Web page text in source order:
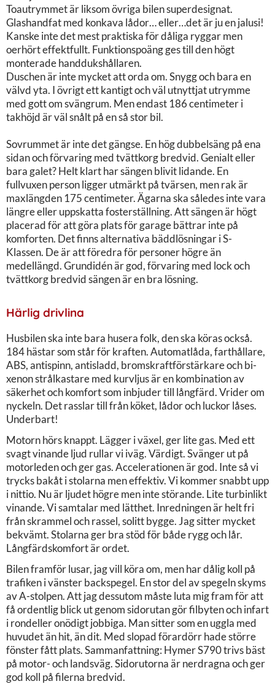
Toautrymmet är liksom övriga bilen superdesignat.
Glashandfat med konkava lådor… eller…det är ju en jalusi!
Kanske inte det mest praktiska för dåliga ryggar men
oerhört effektfullt. Funktionspoäng ges till den högt
monterade handdukshållaren.
Duschen är inte mycket att orda om. Snygg och bara en
välvd yta. I övrigt ett kantigt och väl utnyttjat utrymme
med gott om svängrum. Men endast 186 centimeter i
takhöjd är väl snålt på en så stor bil.
Sovrummet är inte det gängse. En hög dubbelsäng på ena
sidan och förvaring med tvättkorg bredvid. Genialt eller
bara galet? Helt klart har sängen blivit lidande. En
fullvuxen person ligger utmärkt på tvärsen, men rak är
maxlängden 175 centimeter. Ägarna ska således inte vara
längre eller uppskatta fosterställning. Att sängen är högt
placerad för att göra plats för garage bättrar inte på
komforten. Det finns alternativa bäddlösningar i S-
Klassen. De är att föredra för personer högre än
medellängd. Grundidén är god, förvaring med lock och
tvättkorg bredvid sängen är en bra lösning.
Härlig drivlina
Husbilen ska inte bara husera folk, den ska köras också.
184 hästar som står för kraften. Automatlåda, farthållare,
ABS, antispinn, antisladd, bromskraftförstärkare och bi-
xenon strålkastare med kurvljus är en kombination av
säkerhet och komfort som inbjuder till långfärd. Vrider om
nyckeln. Det rasslar till från köket, lådor och luckor låses.
Underbart!
Motorn hörs knappt. Lägger i växel, ger lite gas. Med ett
svagt vinande ljud rullar vi iväg. Värdigt. Svänger ut på
motorleden och ger gas. Accelerationen är god. Inte så vi
trycks bakåt i stolarna men effektiv. Vi kommer snabbt upp
i nittio. Nu är ljudet högre men inte störande. Lite turbinlikt
vinande. Vi samtalar med lätthet. Inredningen är helt fri
från skrammel och rassel, solitt bygge. Jag sitter mycket
bekvämt. Stolarna ger bra stöd för både rygg och lår.
Långfärdskomfort är ordet.
Bilen framför lusar, jag vill köra om, men har dålig koll på
trafiken i vänster backspegel. En stor del av spegeln skyms
av A-stolpen. Att jag dessutom måste luta mig fram för att
få ordentlig blick ut genom sidorutan gör filbyten och infart
i rondeller onödigt jobbiga. Man sitter som en uggla med
huvudet än hit, än dit. Med slopad förardörr hade större
fönster fått plats. Sammanfattning: Hymer S790 trivs bäst
på motor- och landsväg. Sidorutorna är nerdragna och ger
god koll på filerna bredvid.